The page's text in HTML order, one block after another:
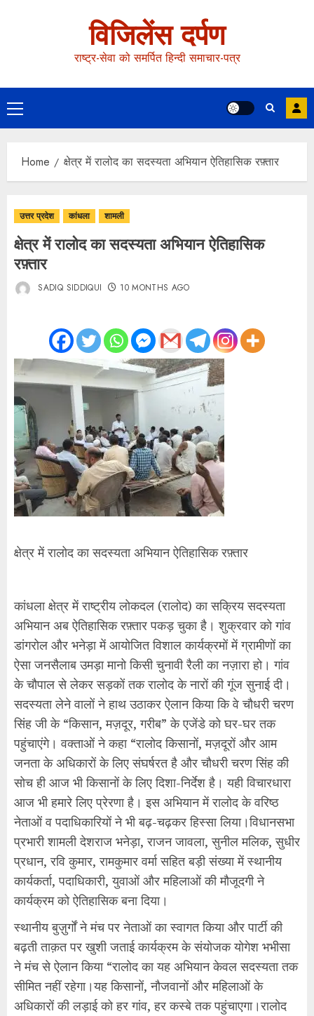
विजिलेंस दर्पण
राष्ट्र-सेवा को समर्पित हिन्दी समाचार-पत्र
Home क्षेत्र में रालोद का सदस्यता अभियान ऐतिहासिक रफ़्तार
उत्तर प्रदेश कांधला शामली
क्षेत्र में रालोद का सदस्यता अभियान ऐतिहासिक
रफ़्तार
SADIQ SIDDIQUI 10 MONTHS AGO
क्षेत्र में रालोद का सदस्यता अभियान ऐतिहासिक रफ़्तार
कांधला क्षेत्र में राष्ट्रीय लोकदल (रालोद) का सक्रिय सदस्यता
अभियान अब ऐतिहासिक रफ़्तार पकड़ चुका है। शुक्रवार को गांव
डांगरोल और भनेड़ा में आयोजित विशाल कार्यक्रमों में ग्रामीणों का
ऐसा जनसैलाब उमड़ा मानो किसी चुनावी रैली का नज़ारा हो। गांव
के चौपाल से लेकर सड़कों तक रालोद के नारों की गूंज सुनाई दी।
सदस्यता लेने वालों ने हाथ उठाकर ऐलान किया कि वे चौधरी चरण
सिंह जी के “किसान, मज़दूर, गरीब” के एजेंडे को घर-घर तक
पहुंचाएंगे। वक्ताओं ने कहा “रालोद किसानों, मज़दूरों और आम
जनता के अधिकारों के लिए संघर्षरत है और चौधरी चरण सिंह की
सोच ही आज भी किसानों के लिए दिशा-निर्देश है। यही विचारधारा
आज भी हमारे लिए प्रेरणा है। इस अभियान में रालोद के वरिष्ठ
नेताओं व पदाधिकारियों ने भी बढ़-चढ़कर हिस्सा लिया।विधानसभा
प्रभारी शामली देशराज भनेड़ा, राजन जावला, सुनील मलिक, सुधीर
प्रधान, रवि कुमार, रामकुमार वर्मा सहित बड़ी संख्या में स्थानीय
कार्यकर्ता, पदाधिकारी, युवाओं और महिलाओं की मौजूदगी ने
कार्यक्रम को ऐतिहासिक बना दिया।
स्थानीय बुज़ुर्गों ने मंच पर नेताओं का स्वागत किया और पार्टी की
बढ़ती ताक़त पर खुशी जताई कार्यक्रम के संयोजक योगेश भभीसा
ने मंच से ऐलान किया “रालोद का यह अभियान केवल सदस्यता तक
सीमित नहीं रहेगा।यह किसानों, नौजवानों और महिलाओं के
अधिकारों की लड़ाई को हर गांव, हर कस्बे तक पहुंचाएगा।रालोद